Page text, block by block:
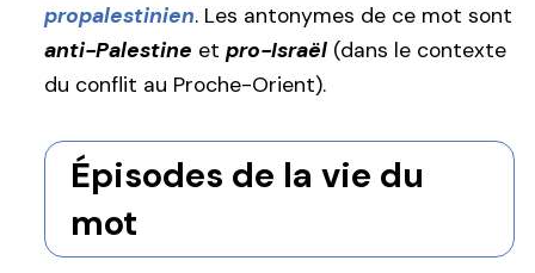
propalestinien. Les antonymes de ce mot sont
anti-Palestine et pro-Israël (dans le contexte
du conflit au Proche-Orient).
Épisodes de la vie du
mot